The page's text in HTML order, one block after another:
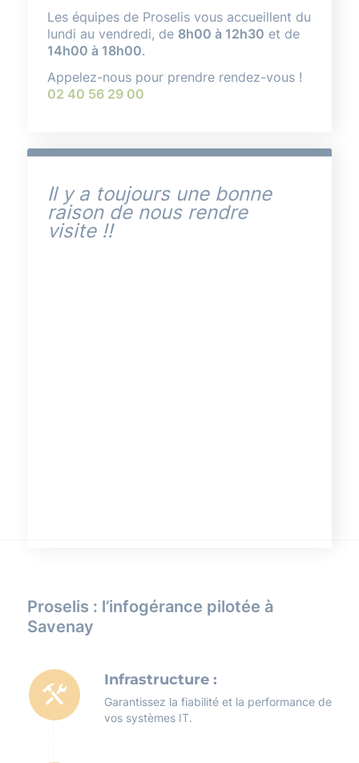
Les équipes de Proselis vous accueillent du
lundi au vendredi, de 8h00 à 12h30 et de
14h00 à 18h00.
Appelez-nous pour prendre rendez-vous !
02 40 56 29 00
Il y a toujours une bonne
raison de nous rendre
visite !!
Proselis : l’infogérance pilotée à
Savenay
Infrastructure :
Garantissez la fiabilité et la performance de
vos systèmes IT.